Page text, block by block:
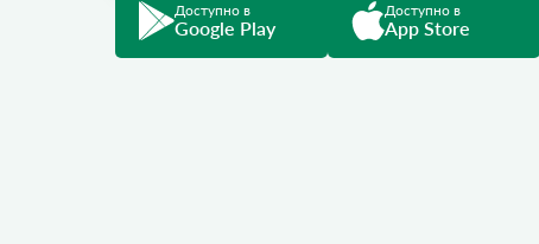
Доступно в
Google Play
Доступно в
App Store